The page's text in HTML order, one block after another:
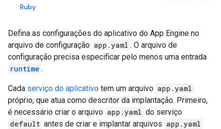
Ruby
Defina as configurações do aplicativo do App Engine no
arquivo de configuração app.yaml . O arquivo de
configuração precisa especificar pelo menos uma entrada
runtime .
Cada serviço do aplicativo tem um arquivo app.yaml
próprio, que atua como descritor da implantação. Primeiro,
é necessário criar o arquivo app.yaml do serviço
default antes de criar e implantar arquivos app.yaml